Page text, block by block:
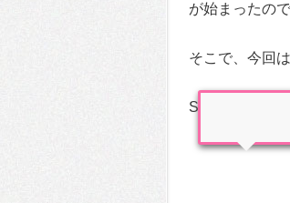
が始まったの
そこで、今回
Sponsored Links